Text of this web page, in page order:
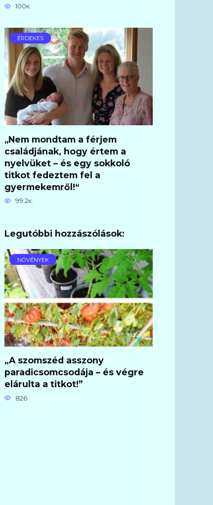
100к.
ÉRDEKES
„Nem mondtam a férjem
családjának, hogy értem a
nyelvüket – és egy sokkoló
titkot fedeztem fel a
gyermekemről!“
99.2к.
Legutóbbi hozzászólások:
NÖVÉNYEK
„A szomszéd asszony
paradicsomcsodája – és végre
elárulta a titkot!”
826